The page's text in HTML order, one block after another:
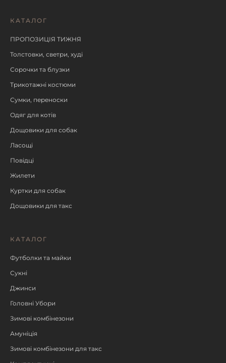
КАТАЛОГ
ПРОПОЗИЦІЯ ТИЖНЯ
Толстовки, светри, худі
Сорочки та блузки
Трикотажні костюми
Сумки, переноски
Одяг для котів
Дощовики для собак
Ласощі
Повідці
Жилети
Куртки для собак
Дощовики для такс
КАТАЛОГ
Футболки та майки
Сукні
Джинси
Головні Убори
Зимові комбінезони
Амуніція
Зимові комбінезони для такс